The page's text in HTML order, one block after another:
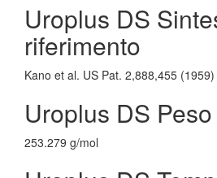
Uroplus DS
riferimento
Kano et al. US Pat. 2,888,455 (1959)
Uroplus DS
253.279 g/mol